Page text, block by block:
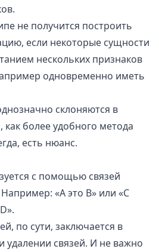
не получится построить
если некоторые сущности
нескольких признаков
одновременно иметь
склоняются в
более удобного метода
есть нюанс.
с помощью связей
«A это B» или «C
по сути, заключается в
удалении связей. И не важно